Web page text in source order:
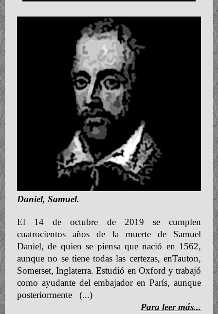
Daniel, Samuel.
El 14 de octubre de 2019 se cumplen
cuatrocientos años de la muerte de Samuel
Daniel, de quien se piensa que nació en 1562,
aunque no se tiene todas las certezas, enTauton,
Somerset, Inglaterra. Estudió en Oxford y trabajó
como ayudante del embajador en París, aunque
posteriormente
(...)
Para leer más...